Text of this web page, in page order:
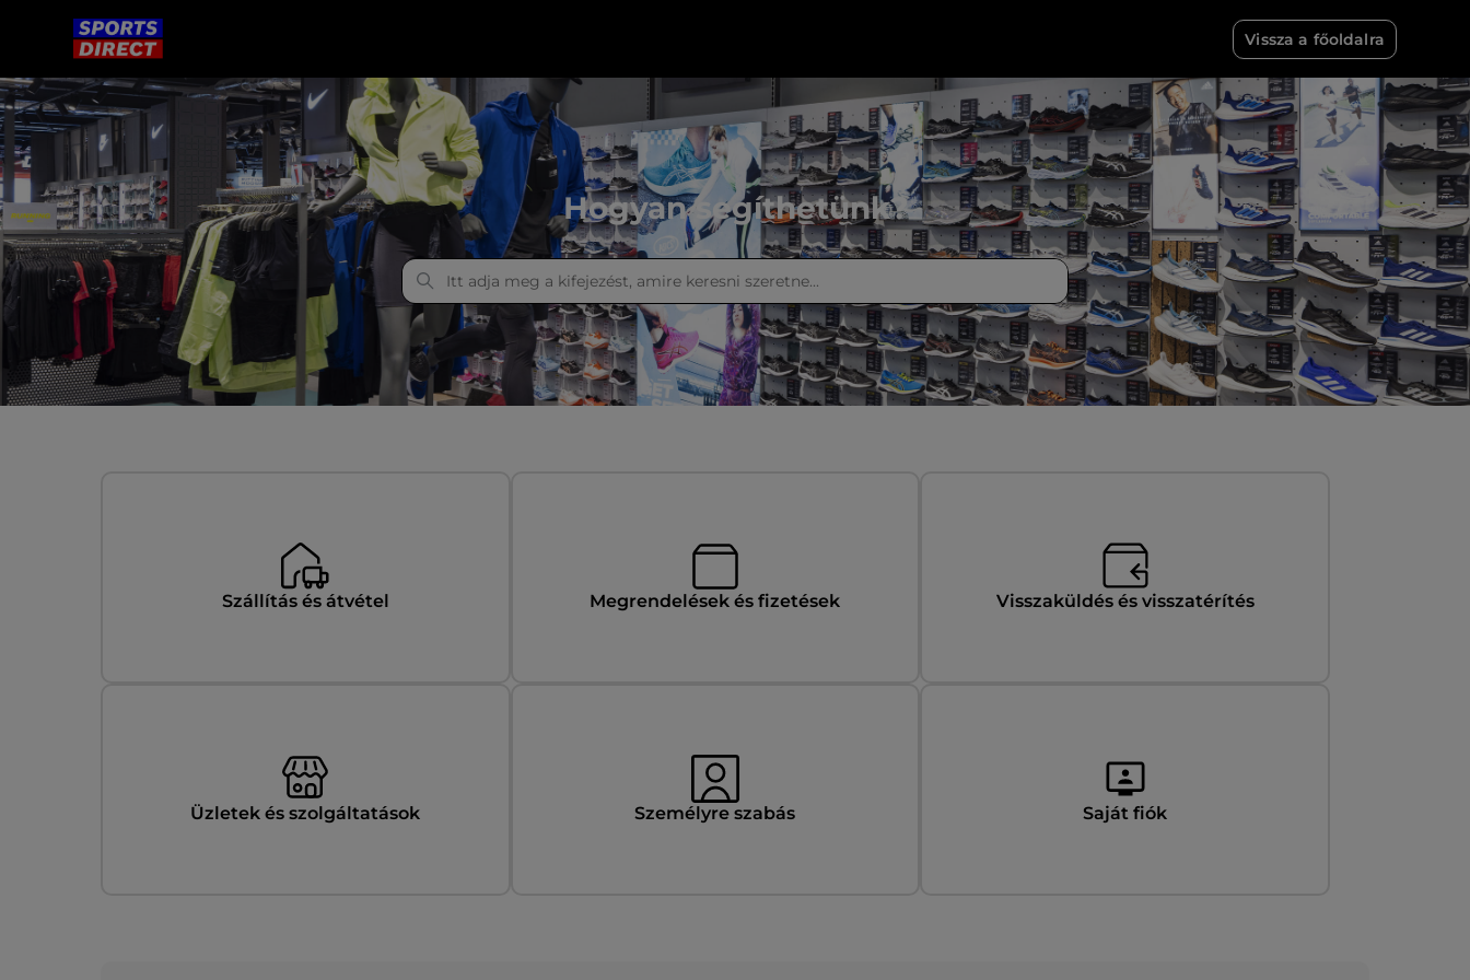
Vissza a főoldalra
Sports Direct Hungary
Hogyan segíthetünk?
Szállítás és átvétel Megrendelések és fizetések Visszaküldés és visszatérítés
Üzletek és szolgáltatások Személyre szabás Saját fiók